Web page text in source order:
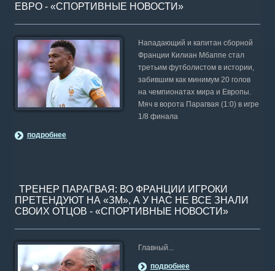
ЕВРО - «СПОРТИВНЫЕ НОВОСТИ»
Нападающий и капитан сборной
Франции Килиан Мбаппе стал
третьим футболистом в истории,
забившим как минимум 20 голов
на чемпионатах мира и Европы.
Мяч в ворота Парагвая (1:0) в игре
1/8 финала
подробнее
ТРЕНЕР ПАРАГВАЯ: ВО ФРАНЦИИ ИГРОКИ
ПРЕТЕНДУЮТ НА «ЗМ», А У НАС НЕ ВСЕ ЗНАЛИ
СВОИХ ОТЦОВ - «СПОРТИВНЫЕ НОВОСТИ»
Главный...
подробнее